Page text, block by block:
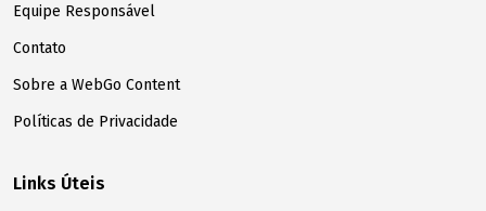
Equipe Responsável
Contato
Sobre a WebGo Content
Políticas de Privacidade
Links Úteis